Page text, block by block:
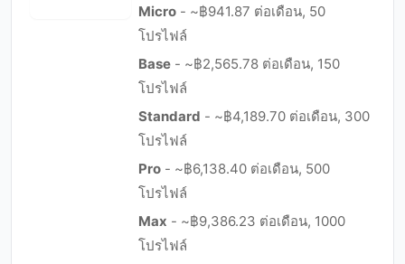
Micro - ~฿941.87 ต่อเดือน, 50
โปรไฟล์
Base - ~฿2,565.78 ต่อเดือน, 150
โปรไฟล์
Standard - ~฿4,189.70 ต่อเดือน, 300
โปรไฟล์
Pro - ~฿6,138.40 ต่อเดือน, 500
โปรไฟล์
Max - ~฿9,386.23 ต่อเดือน, 1000
โปรไฟล์